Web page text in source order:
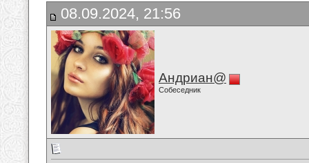
08.09.2024, 21:56
Андриан@
Собеседник